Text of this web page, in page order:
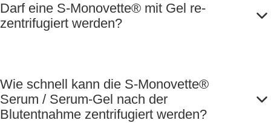
Darf eine S-Monovette® mit Gel re-
zentrifugiert werden?
Wie schnell kann die S-Monovette®
Serum / Serum-Gel nach der
Blutentnahme zentrifugiert werden?